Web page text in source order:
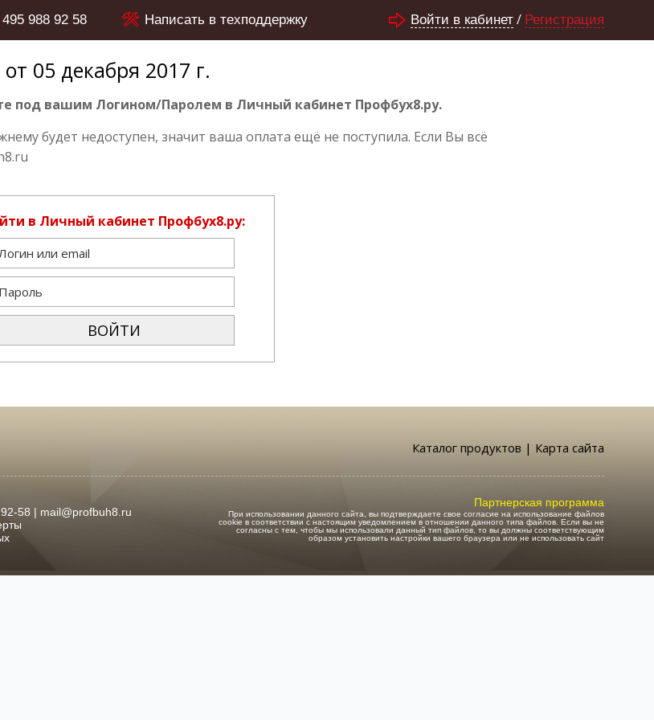
988 92 58 Написать в техподдержку Войти в кабинет / Регистрация
05 декабря 2017 г.
под вашим Логином/Паролем в Личный кабинет Профбух8.ру.
будет недоступен, значит ваша оплата ещё не поступила. Если Вы всё
в Личный кабинет Профбух8.ру:
Каталог продуктов | Карта сайта
58 | mail@profbuh8.ru
Партнерская программа
При использовании данного сайта, вы подтверждаете свое согласие на использование файлов
cookie в соответствии с настоящим уведомлением в отношении данного типа файлов. Если вы не
согласны с тем, чтобы мы использовали данный тип файлов, то вы должны соответствующим
образом установить настройки вашего браузера или не использовать сайт